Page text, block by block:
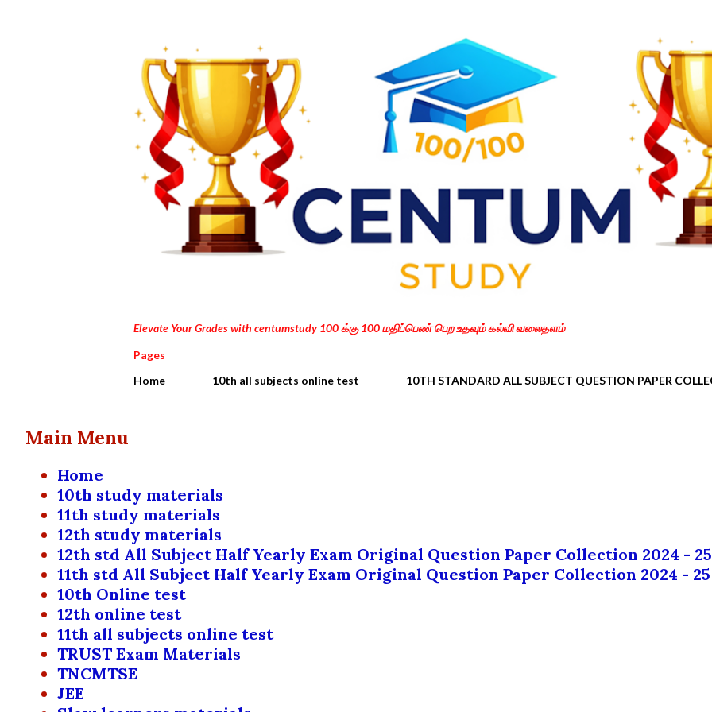
Elevate Your Grades with centumstudy 100 க்கு 100 மதிப்பெண் பெற உதவும் கல்வி வலைதளம்
Pages
Home
10th all subjects online test 10TH STANDARD ALL SUBJECT QUESTION PAPER
Main Menu
Home
10th study materials
11th study materials
12th study materials
12th std All Subject Half Yearly Exam Original Question Paper Collection 2024 - 25
11th std All Subject Half Yearly Exam Original Question Paper Collection 2024 - 25
10th Online test
12th online test
11th all subjects online test
TRUST Exam Materials
TNCMTSE
JEE